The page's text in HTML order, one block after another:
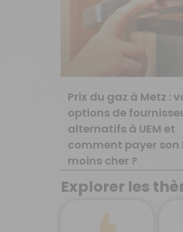
Prix du gaz à Metz :
options de
alternatifs à UEM et
comment payer son
moins cher ?
Explorer les